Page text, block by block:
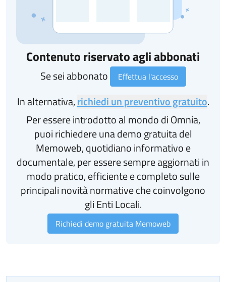
Contenuto riservato agli abbonati
Se sei abbonato Effettua l'accesso
In alternativa,richiedi un preventivo gratuito.
Per essere introdotto al mondo di Omnia,
puoi richiedere una demo gratuita del
Memoweb, quotidiano informativo e
documentale, per essere sempre aggiornati in
modo pratico, efficiente e completo sulle
principali novità normative che coinvolgono
gli Enti Locali.
Richiedi demo gratuita Memoweb